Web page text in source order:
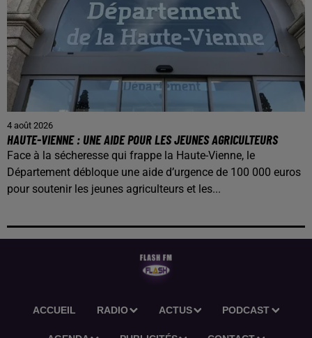
4 août 2026
HAUTE-VIENNE : UNE AIDE POUR LES JEUNES AGRICULTEURS
Face à la sécheresse qui frappe la Haute-Vienne, le
Département débloque une aide d’urgence de 100 000 euros
pour soutenir les jeunes agriculteurs et les...
ACCUEIL RADIO ACTUS PODCAST